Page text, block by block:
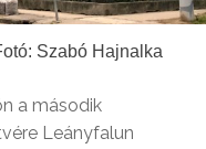
Szabó Hajnalka
a második
Leányfalun